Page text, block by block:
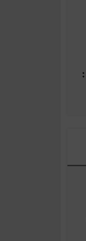
بنك ABC يطلق تطبيقته ABC CLIC :